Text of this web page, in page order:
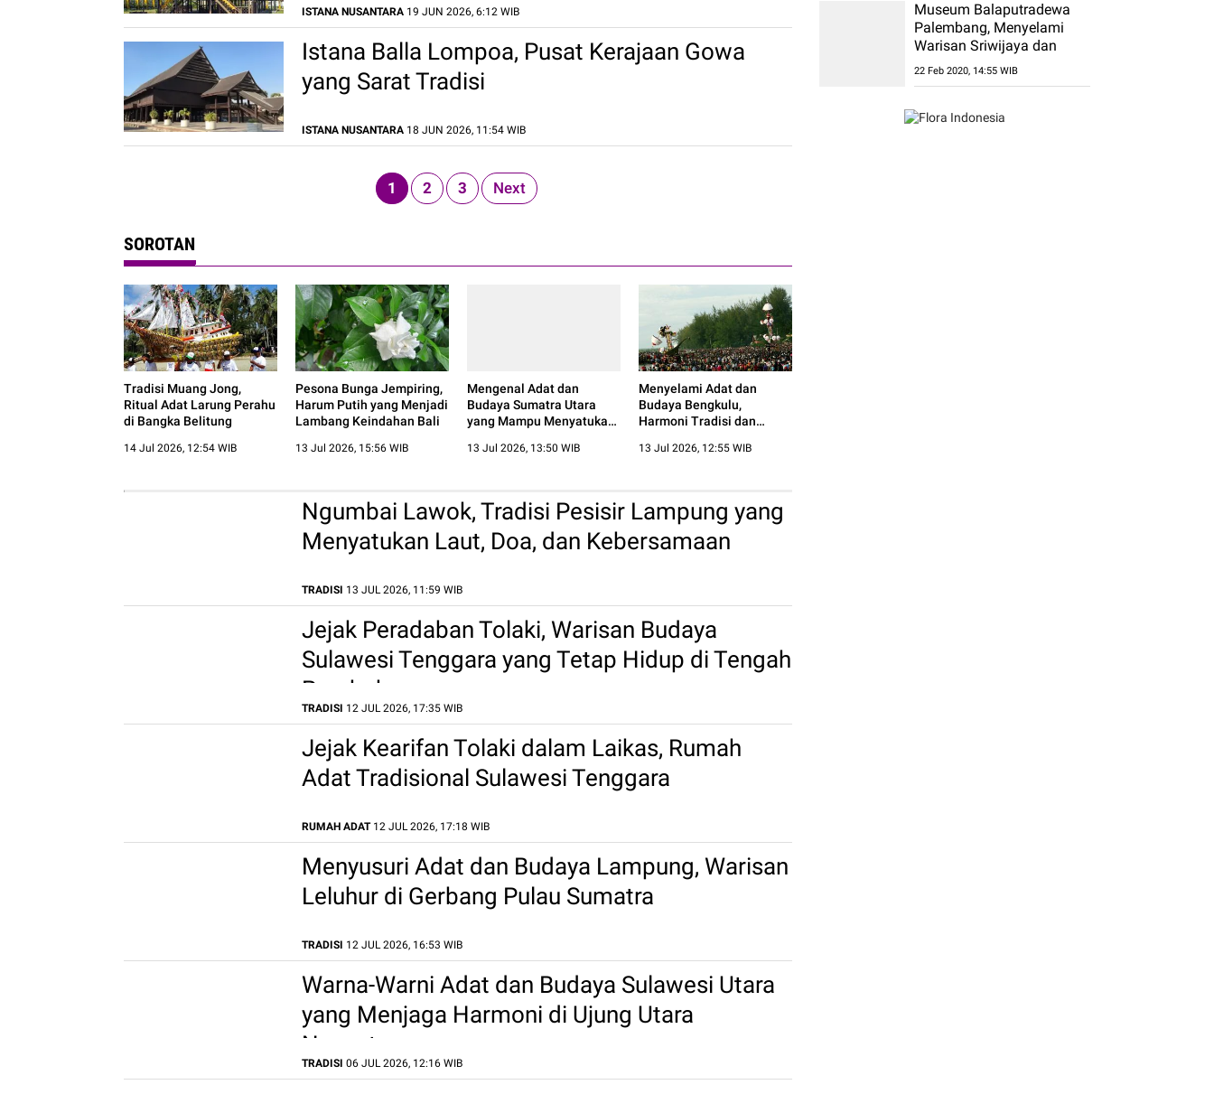
ISTANA NUSANTARA 19 JUN 2026, 6:12 WIB
Istana Balla Lompoa, Pusat Kerajaan Gowa
yang Sarat Tradisi
ISTANA NUSANTARA 18 JUN 2026, 11:54 WIB
1 2 3 Next
SOROTAN
Tradisi Muang Jong,
Ritual Adat Larung Perahu
di Bangka Belitung
14 Jul 2026, 12:54 WIB
Pesona Bunga Jempiring,
Harum Putih yang Menjadi
Lambang Keindahan Bali
13 Jul 2026, 15:56 WIB
Mengenal Adat dan
Budaya Sumatra Utara
yang Mampu Menyatukan
13 Jul 2026, 13:50 WIB
Menyelami Adat dan
Budaya Bengkulu,
Harmoni Tradisi dan
13 Jul 2026, 12:55 WIB
Ngumbai Lawok, Tradisi Pesisir Lampung yang
Menyatukan Laut, Doa, dan Kebersamaan
TRADISI 13 JUL 2026, 11:59 WIB
Jejak Peradaban Tolaki, Warisan Budaya
Sulawesi Tenggara yang Tetap Hidup di Tengah
Perubahan
TRADISI 12 JUL 2026, 17:35 WIB
Jejak Kearifan Tolaki dalam Laikas, Rumah
Adat Tradisional Sulawesi Tenggara
RUMAH ADAT12 JUL 2026, 17:18 WIB
Menyusuri Adat dan Budaya Lampung, Warisan
Leluhur di Gerbang Pulau Sumatra
TRADISI 12 JUL 2026, 16:53 WIB
Warna-Warni Adat dan Budaya Sulawesi Utara
yang Menjaga Harmoni di Ujung Utara
Nusantara
TRADISI 06 JUL 2026, 12:16 WIB
Museum Balaputradewa
Palembang, Menyelami
Warisan Sriwijaya dan
Budaya Sumatera Selatan
22 Feb 2020, 14:55 WIB